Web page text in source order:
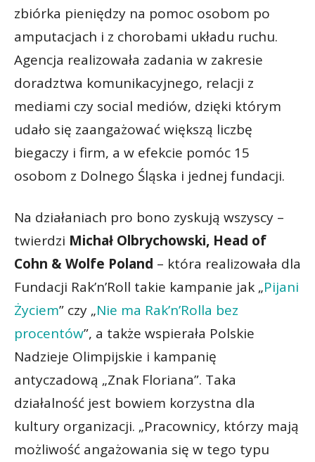
zbiórka pieniędzy na pomoc osobom po
amputacjach i z chorobami układu ruchu.
Agencja realizowała zadania w zakresie
doradztwa komunikacyjnego, relacji z
mediami czy social mediów, dzięki którym
udało się zaangażować większą liczbę
biegaczy i firm, a w efekcie pomóc 15
osobom z Dolnego Śląska i jednej fundacji.
Na działaniach pro bono zyskują wszyscy –
twierdzi Michał Olbrychowski, Head of
Cohn & Wolfe Poland – która realizowała dla
Fundacji Rak’n’Roll takie kampanie jak „Pijani
Życiem” czy „Nie ma Rak’n’Rolla bez
procentów”, a także wspierała Polskie
Nadzieje Olimpijskie i kampanię
antyczadową „Znak Floriana”. Taka
działalność jest bowiem korzystna dla
kultury organizacji. „Pracownicy, którzy mają
możliwość angażowania się w tego typu